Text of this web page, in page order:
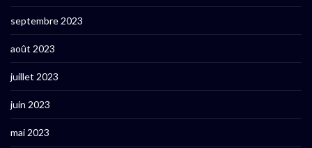
septembre 2023
août 2023
juillet 2023
juin 2023
mai 2023